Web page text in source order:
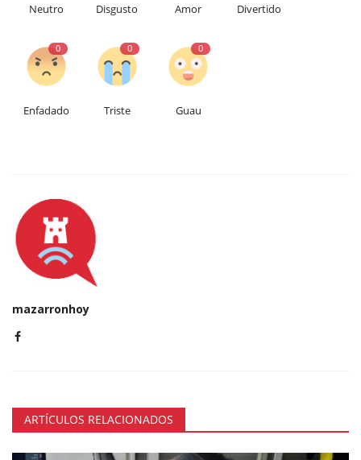
Neutro Disgusto Amor Divertido
0
Enfadado
0
Triste
0
Guau
mazarronhoy
ARTÍCULOS RELACIONADOS